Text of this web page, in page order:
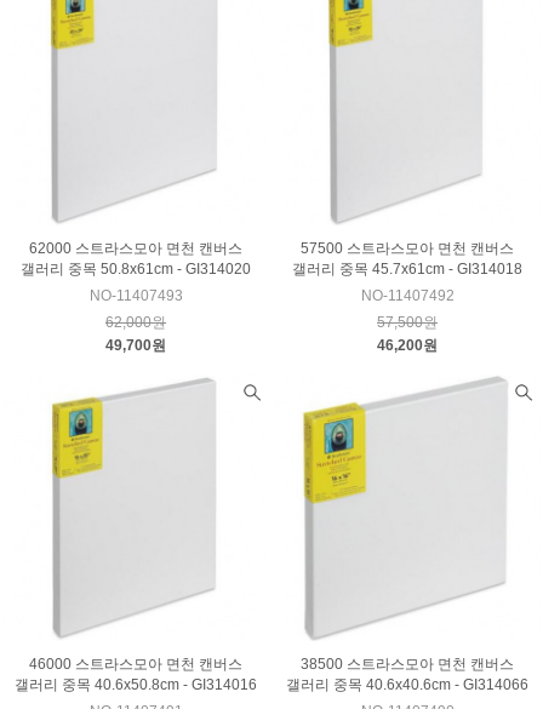
62000 스트라스모아 면천 캔버스
갤러리 중목 50.8x61cm - GI314020
NO-11407493
62,000원
49,700원
57500 스트라스모아 면천 캔버스
갤러리 중목 45.7x61cm - GI314018
NO-11407492
57,500원
46,200원
46000 스트라스모아 면천 캔버스
갤러리 중목 40.6x50.8cm - GI314016
38500 스트라스모아 면천 캔버스
갤러리 중목 40.6x40.6cm - GI314066